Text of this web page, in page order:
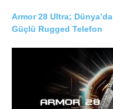
Armor 28 Ultra;
Güçlü Rugged Telefon